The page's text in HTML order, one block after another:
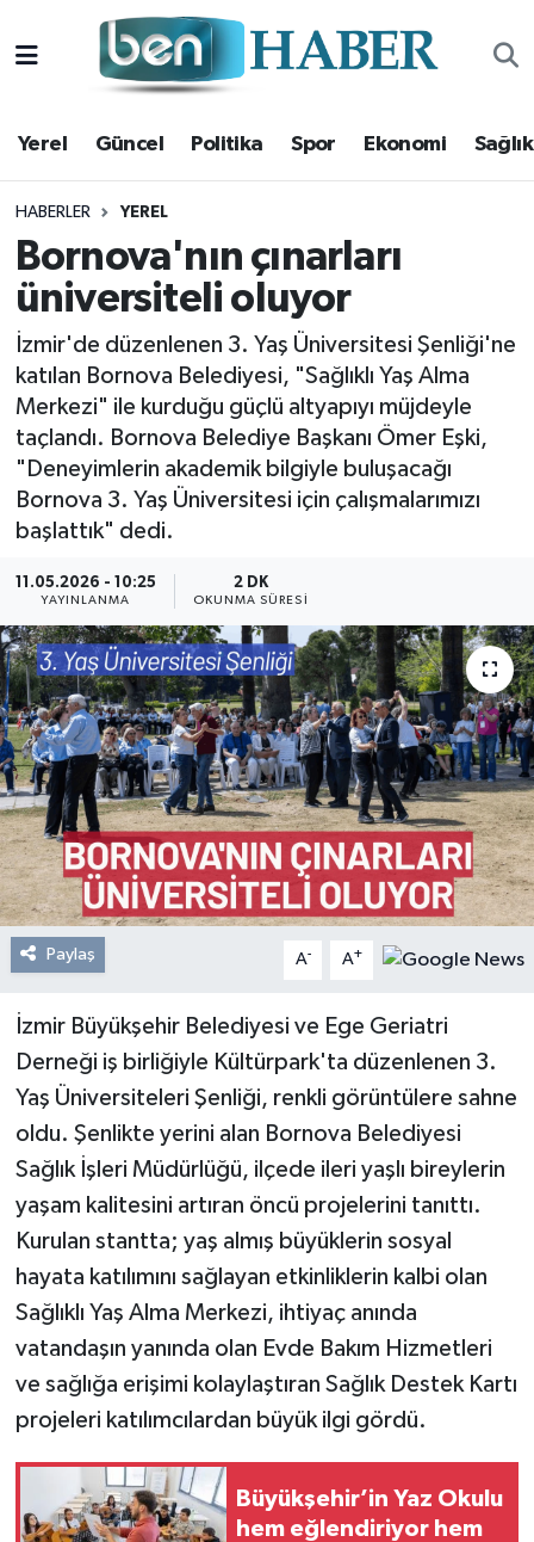
Yerel Güncel Politika Spor Ekonomi Sağlık
HABERLER YEREL
Bornova'nın çınarları
üniversiteli oluyor
İzmir'de düzenlenen 3. Yaş Üniversitesi Şenliği'ne
katılan Bornova Belediyesi, "Sağlıklı Yaş Alma
Merkezi" ile kurduğu güçlü altyapıyı müjdeyle
taçlandı. Bornova Belediye Başkanı Ömer Eşki,
"Deneyimlerin akademik bilgiyle buluşacağı
Bornova 3. Yaş Üniversitesi için çalışmalarımızı
başlattık" dedi.
11.05.2026 - 10:25
YAYINLANMA
2 DK
OKUNMA SÜRESI
Paylaş A- A+
İzmir Büyükşehir Belediyesi ve Ege Geriatri
Derneği iş birliğiyle Kültürpark'ta düzenlenen 3.
Yaş Üniversiteleri Şenliği, renkli görüntülere sahne
oldu. Şenlikte yerini alan Bornova Belediyesi
Sağlık İşleri Müdürlüğü, ilçede ileri yaşlı bireylerin
yaşam kalitesini artıran öncü projelerini tanıttı.
Kurulan stantta; yaş almış büyüklerin sosyal
hayata katılımını sağlayan etkinliklerin kalbi olan
Sağlıklı Yaş Alma Merkezi, ihtiyaç anında
vatandaşın yanında olan Evde Bakım Hizmetleri
ve sağlığa erişimi kolaylaştıran Sağlık Destek Kartı
projeleri katılımcılardan büyük ilgi gördü.
Büyükşehir’in Yaz Okulu
hem eğlendiriyor hem
Yerel
Güncel
Politika
Spor
Ekonomi
Sağlık
Magazin
Kültür Sanat
Resmi Reklam
Röportajlar
Hava Durumu
Trafik Durumu
Süper Lig Puan Durumu ve Fikstür
Tüm Manşetler
Son Dakika Haberleri
Haber Arşivi